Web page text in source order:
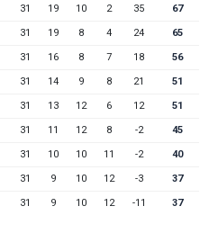
31 19 10 2 35 67
31 19 8 4 24 65
31 16 8 7 18 56
31 14 9 8 21 51
31 13 12 6 12 51
31 11 12 8 -2 45
31 10 10 11 -2 40
31 9 10 12 -3 37
31 9 10 12 -11 37